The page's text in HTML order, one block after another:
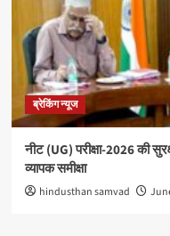
ब्रेकिंग न्यूज
नीट (UG) परीक्षा-2026 की
व्यापक समीक्षा
hindusthan samvad